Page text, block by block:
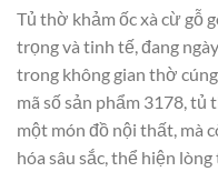
Tủ thờ khảm ốc xà cừ gỗ
trọng và tinh tế, đang
trong không gian thờ
mã số sản phẩm 3178,
một món đồ nội thất, mà
hóa sâu sắc, thể hiện